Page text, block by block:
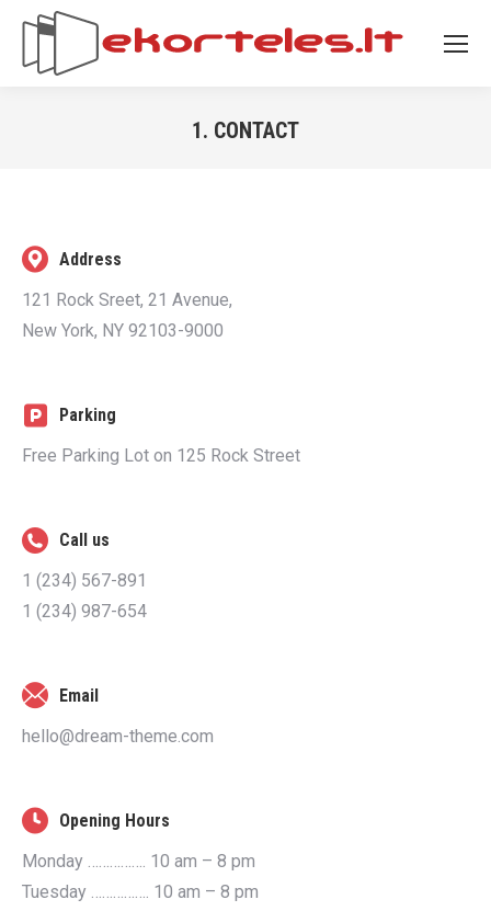
1. CONTACT
Address
121 Rock Sreet, 21 Avenue,
New York, NY 92103-9000
Parking
Free Parking Lot on 125 Rock Street
Call us
1 (234) 567-891
1 (234) 987-654
Email
hello@dream-theme.com
Opening Hours
Monday ……………. 10 am – 8 pm
Tuesday ……………. 10 am – 8 pm